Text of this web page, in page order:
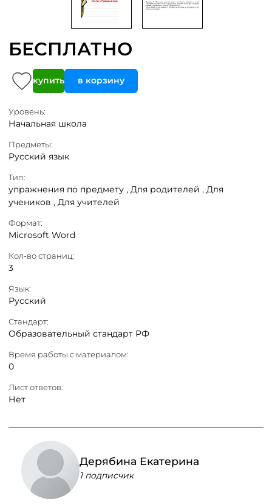
БЕСПЛАТНО
купить в корзину
Уровень:
Начальная школа
Предметы:
Русский язык
Тип:
упражнения по предмету , Для родителей , Для
учеников , Для учителей
Формат:
Microsoft Word
Кол-во страниц:
3
Язык:
Русский
Стандарт:
Образовательный стандарт РФ
Время работы с материалом:
0
Лист ответов:
Нет
Дерябина Екатерина
1 подписчик